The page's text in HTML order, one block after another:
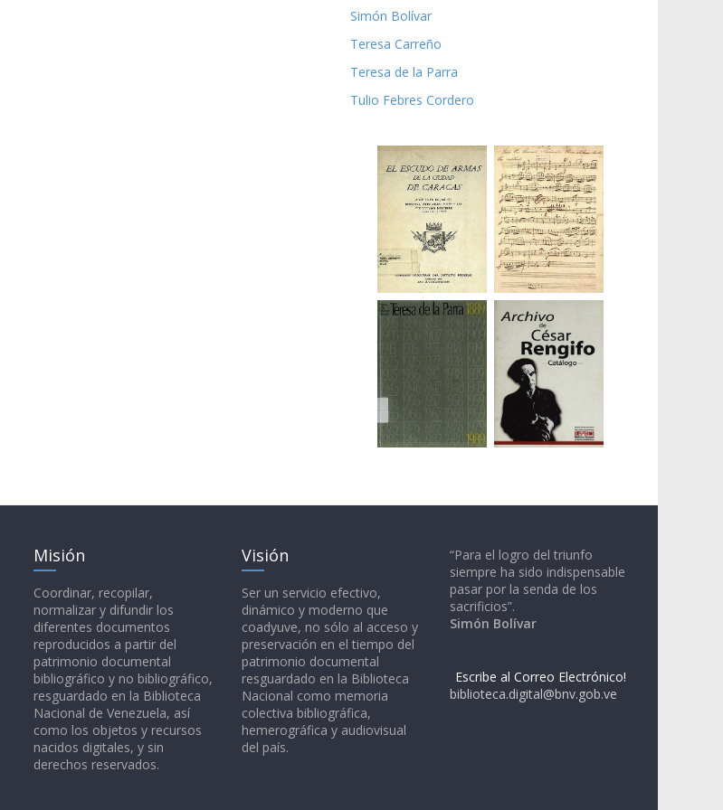
Simón Bolívar
Teresa Carreño
Teresa de la Parra
Tulio Febres Cordero
Misión
Coordinar, recopilar,
normalizar y difundir los
diferentes documentos
reproducidos a partir del
patrimonio documental
bibliográfico y no bibliográfico,
resguardado en la Biblioteca
Nacional de Venezuela, así
como los objetos y recursos
nacidos digitales, y sin
derechos reservados.
Visión
Ser un servicio efectivo,
dinámico y moderno que
coadyuve, no sólo al acceso y
preservación en el tiempo del
patrimonio documental
resguardado en la Biblioteca
Nacional como memoria
colectiva bibliográfica,
hemerográfica y audiovisual
del país.
“Para el logro del triunfo
siempre ha sido indispensable
pasar por la senda de los
sacrificios”.
Simón Bolívar
Escribe al Correo Electrónico!
biblioteca.digital@bnv.gob.ve